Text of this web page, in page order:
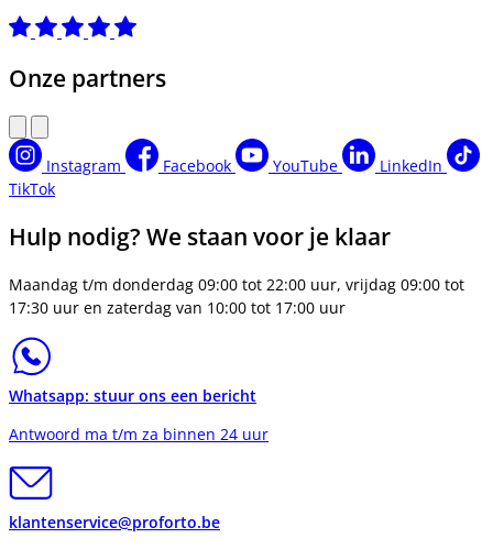
Onze partners
Instagram Facebook YouTube
LinkedIn
TikTok
Hulp nodig? We staan voor je klaar
Maandag t/m donderdag 09:00 tot 22:00 uur, vrijdag 09:00 tot
17:30 uur en zaterdag van 10:00 tot 17:00 uur
Whatsapp: stuur ons een bericht
Antwoord ma t/m za binnen 24 uur
klantenservice@proforto.be